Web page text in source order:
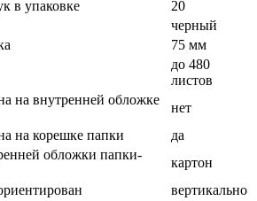
в упаковке
20
черный
75 мм
до 480
листов
на внутренней обложке
нет
на корешке папки
да
обложки папки-
картон
вертикально